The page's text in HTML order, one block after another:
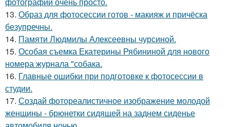
13. Образ для фотосессии готов - макияж и причёска
безупречны.
14. Памяти Людмилы Алексеевны чурсиной.
15. Особая съемка Екатерины Рябининой для нового
номера журнала "собака.
16. Главные ошибки при подготовке к фотосессии в
студии.
17. Создай фотореалистичное изображение молодой
женщины - брюнетки сидящей на заднем сиденье